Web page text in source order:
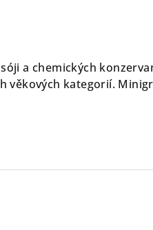
a chemických
věkových kategorií.